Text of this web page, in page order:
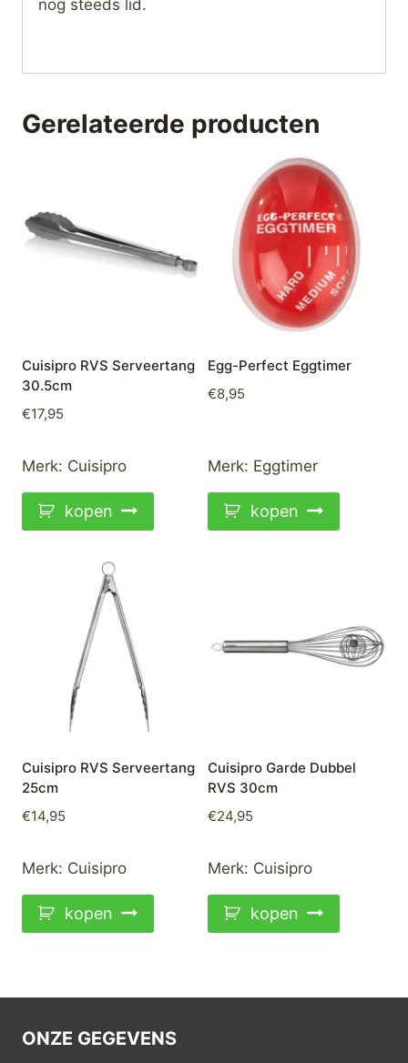
nog steeds lid.
Gerelateerde producten
Cuisipro RVS Serveertang
30.5cm
€17,95
Merk: Cuisipro
kopen
Egg-Perfect Eggtimer
€8,95
Merk: Eggtimer
kopen
Cuisipro RVS Serveertang
25cm
€14,95
Merk: Cuisipro
kopen
Cuisipro Garde Dubbel
RVS 30cm
€24,95
Merk: Cuisipro
kopen
ONZE GEGEVENS